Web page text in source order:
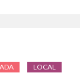
LOCAL